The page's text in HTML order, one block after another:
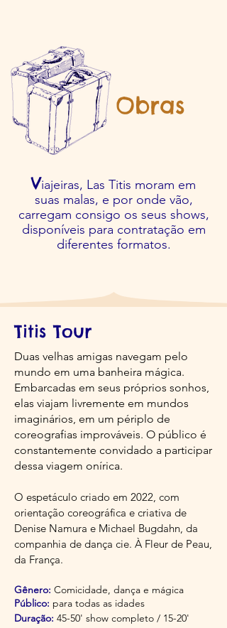
Obras
Viajeiras, Las Titis moram em
suas malas, e por onde vão,
carregam consigo os seus shows,
disponíveis para contratação em
diferentes formatos.
Titis Tour
Duas velhas amigas navegam pelo
mundo em uma banheira mágica.
Embarcadas em seus próprios sonhos,
elas viajam livremente em mundos
imaginários, em um périplo de
coreografias improváveis. O público é
constantemente convidado a participar
dessa viagem onírica.
O espetáculo criado em 2022, com
orientação coreográfica e criativa de
Denise Namura e Michael Bugdahn, da
companhia de dança cie. À Fleur de Peau,
da França.
Gênero: Comicidade, dança e mágica
Público: para todas as idades
Duração: 45-50' show completo / 15-20'